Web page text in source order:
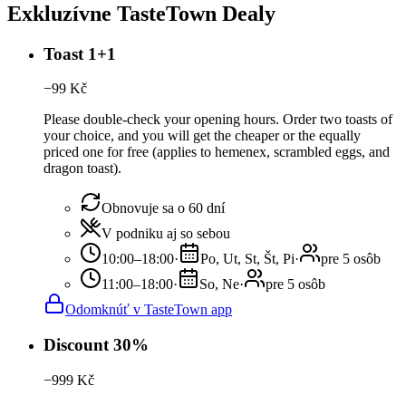
Exkluzívne TasteTown Dealy
Toast 1+1
−99 Kč
Please double-check your opening hours. Order two toasts of
your choice, and you will get the cheaper or the equally
priced one for free (applies to hemenex, scrambled eggs, and
dragon toast).
Obnovuje sa o 60 dní
V podniku aj so sebou
10:00–18:00· Po, Ut, St, Št, Pi·
pre 5 osôb
11:00–18:00· So, Ne·
pre 5 osôb
Odomknúť v TasteTown app
Discount 30%
−999 Kč